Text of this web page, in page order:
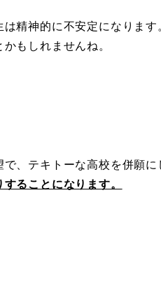
精神的に不安定になりま
もしれませんね。
、テキトーな高校を併願に
ることになります。